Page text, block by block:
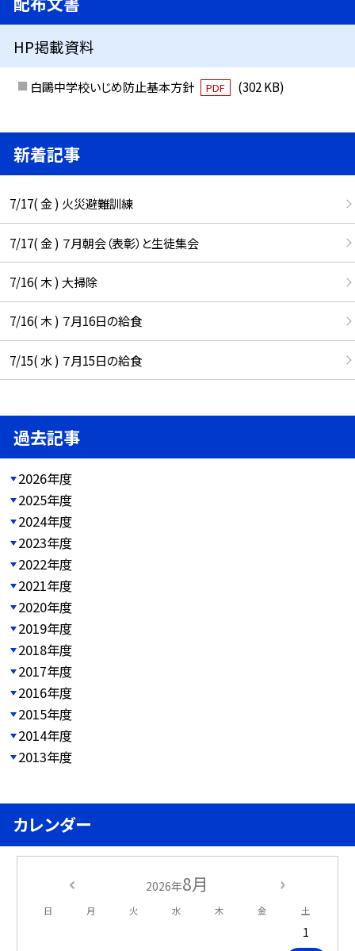
HP掲載資料
白鷗中学校いじめ防止基本方針 PDF (302 KB)
新着記事
7/17( 金 ) 火災避難訓練
7/17( 金 ) ７月朝会（表彰）と生徒集会
7/16( 木 ) 大掃除
7/16( 木 ) ７月16日の給食
7/15( 水 ) ７月15日の給食
過去記事
2026年度
2025年度
2024年度
2023年度
2022年度
2021年度
2020年度
2019年度
2018年度
2017年度
2016年度
2015年度
2014年度
2013年度
カレンダー
2026年8月
日 月 火 水 木 金 土
1